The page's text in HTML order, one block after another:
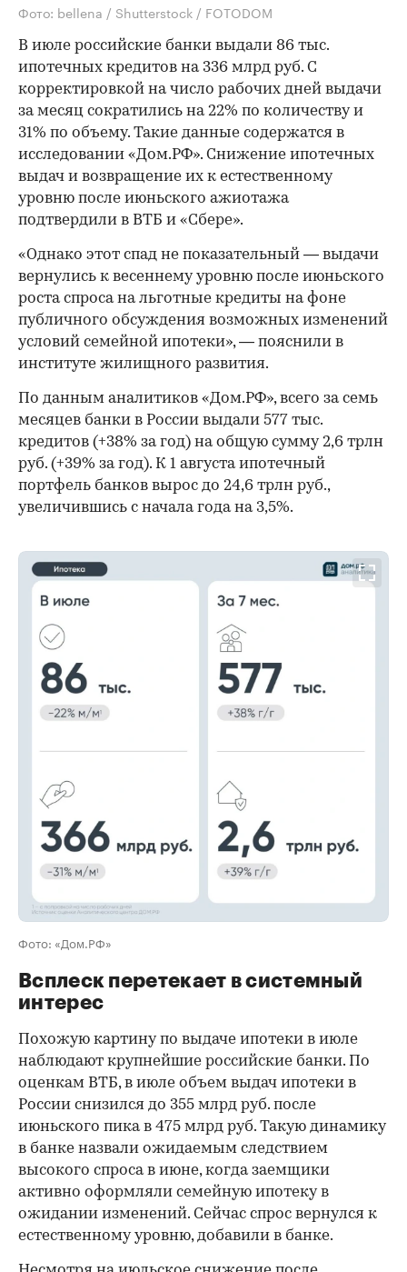
Фото: bellena / Shutterstock / FOTODOM
В июле российские банки выдали 86 тыс.
ипотечных кредитов на 336 млрд руб. С
корректировкой на число рабочих дней выдачи
за месяц сократились на 22% по количеству и
31% по объему. Такие данные содержатся в
исследовании «Дом.РФ». Снижение ипотечных
выдач и возвращение их к естественному
уровню после июньского ажиотажа
подтвердили в ВТБ и «Сбере».
«Однако этот спад не показательный — выдачи
вернулись к весеннему уровню после июньского
роста спроса на льготные кредиты на фоне
публичного обсуждения возможных изменений
условий семейной ипотеки», — пояснили в
институте жилищного развития.
По данным аналитиков «Дом.РФ», всего за семь
месяцев банки в России выдали 577 тыс.
кредитов (+38% за год) на общую сумму 2,6 трлн
руб. (+39% за год). К 1 августа ипотечный
портфель банков вырос до 24,6 трлн руб.,
увеличившись с начала года на 3,5%.
Фото: «Дом.РФ»
Всплеск перетекает в системный
интерес
Похожую картину по выдаче ипотеки в июле
наблюдают крупнейшие российские банки. По
оценкам ВТБ, в июле объем выдач ипотеки в
России снизился до 355 млрд руб. после
июньского пика в 475 млрд руб. Такую динамику
в банке назвали ожидаемым следствием
высокого спроса в июне, когда заемщики
активно оформляли семейную ипотеку в
ожидании изменений. Сейчас спрос вернулся к
естественному уровню, добавили в банке.